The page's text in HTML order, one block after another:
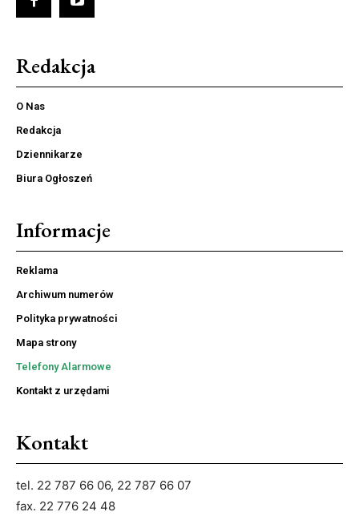
Redakcja
O Nas
Redakcja
Dziennikarze
Biura Ogłoszeń
Informacje
Reklama
Archiwum numerów
Polityka prywatności
Mapa strony
Telefony Alarmowe
Kontakt z urzędami
Kontakt
tel. 22 787 66 06, 22 787 66 07
fax. 22 776 24 48